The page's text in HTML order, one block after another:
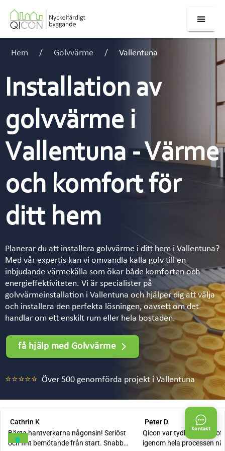
Hem Golvvärme Vallentuna
Installation av
golvvärme i
Vallentuna - Värme
och komfort för
ditt hem
Planerar du att installera golvvärme i ditt hem i Vallentuna?
Med vår expertis kan vi omvandla kalla golv till en
inbjudande värmekälla som ökar både komforten och
energieffektiviteten. Vi är specialister på
golvvärmeinstallation i Vallentuna och hjälper dig att välja
och installera den perfekta lösningen, oavsett om det
handlar om ett enskilt rum eller hela bostaden.
få hjälp med Golvvärme
⭐⭐⭐⭐⭐ Över 500 genomförda projekt i Vallentuna
Kontakt